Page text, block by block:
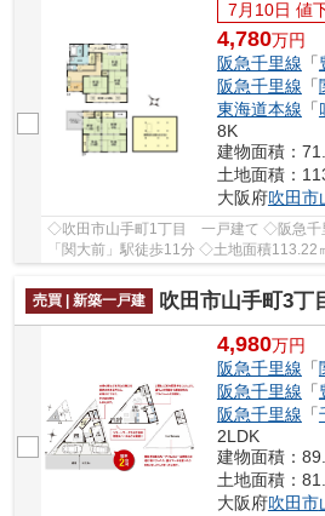
7月10日 値
4,780万円
阪急千里線 「
阪急千里線 「
東海道本線 「
8K
建物面積：
土地面積：
大阪府吹田市
◇吹田市山手町1丁目 一戸建て ◇阪急千
「関大前」駅徒歩11分 ◇土地面積
西側に幅員約3.3ｍの私道に約9.8ｍ接面し
売買 | 新築一戸建
吹田市山手町3
4,980万円
阪急千里線 「
阪急千里線 「
阪急千里線 「
2LDK
建物面積：
土地面積：
大阪府吹田市